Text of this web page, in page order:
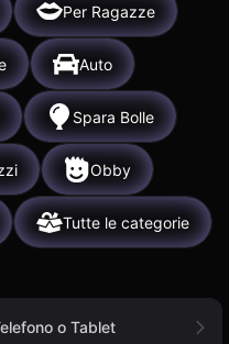
Per Ragazze
Auto
Spara Bolle
Obby
Tutte le categorie
o Tablet